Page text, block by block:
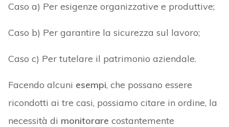
Caso a) Per esigenze organizzative e produttive;
Caso b) Per garantire la sicurezza sul lavoro;
Caso c) Per tutelare il patrimonio aziendale.
Facendo alcuni esempi, che possano essere
ricondotti ai tre casi, possiamo citare in ordine, la
necessità di monitorare costantemente